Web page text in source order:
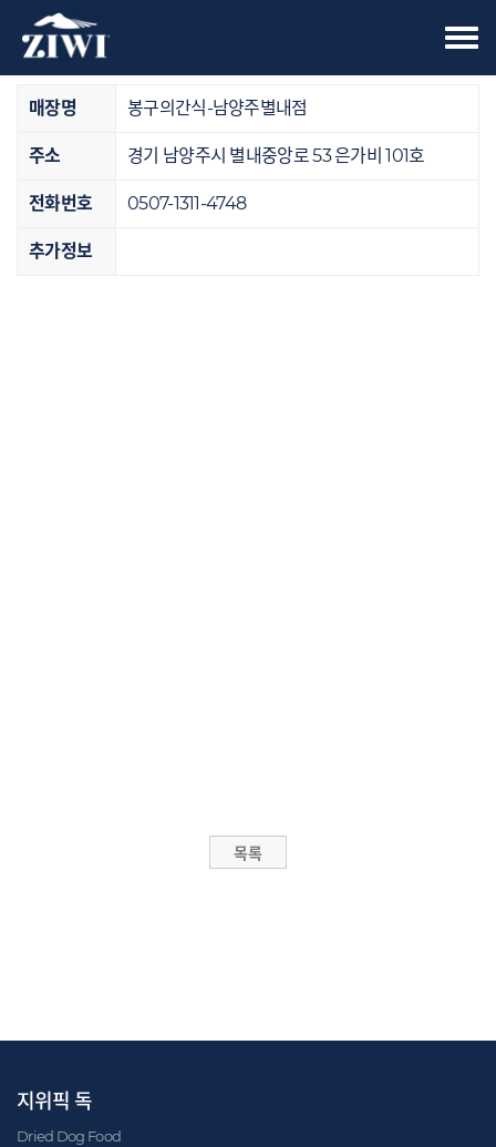
오프라인 매장
매장명 봉구의간식-남양주별내점
주소 경기 남양주시 별내중앙로 53 은가비 101호
전화번호 0507-1311-4748
추가정보
지위픽 독
Dried Dog Food